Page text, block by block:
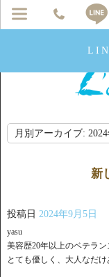
月別アーカイブ:
新
投稿日 2024年9月5日
yasu
美容歴20年以上のベテラ
とても優しく、大人なだ